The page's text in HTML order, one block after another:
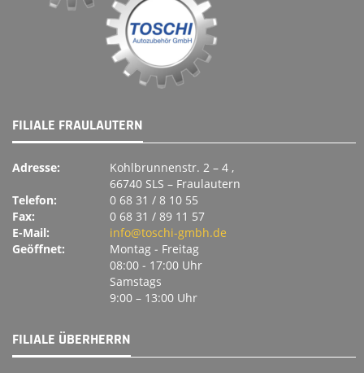
FILIALE FRAULAUTERN
Adresse:
Kohlbrunnenstr. 2 – 4 ,
66740 SLS – Fraulautern
Telefon:
0 68 31 / 8 10 55
Fax:
0 68 31 / 89 11 57
E-Mail:
info@toschi-gmbh.de
Geöffnet:
Montag ‐ Freitag
08:00 ‐ 17:00 Uhr
Samstags
9:00 – 13:00 Uhr
FILIALE ÜBERHERRN